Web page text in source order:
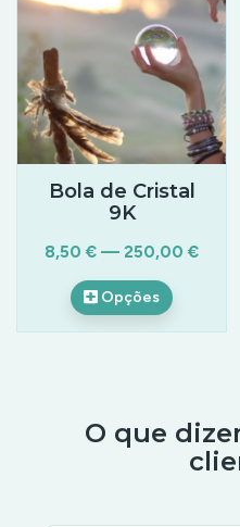
Bola de Cristal
9K
8,50 € — 250,00 €
Opções
O que